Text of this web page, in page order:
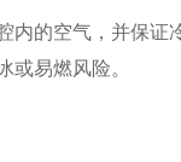
空气，并保证
易燃风险。